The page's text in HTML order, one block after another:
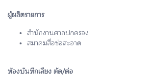
ผู้ผลิตรายการ
สำนักงานศาลปกครอง
สมาคมสื่อช่อสะอาด
ห้องบันทึกเสียง ตัด/ต่อ